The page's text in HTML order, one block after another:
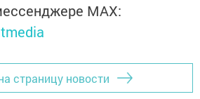
MАХ:
страницу новости